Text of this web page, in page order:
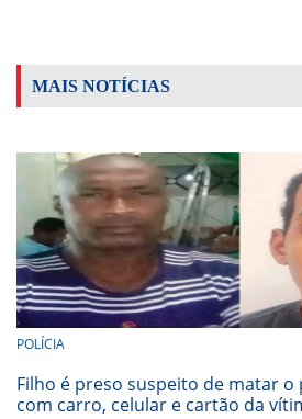
MAIS NOTÍCIAS
POLÍCIA
Filho é preso suspeito de matar o
com carro, celular e cartão da